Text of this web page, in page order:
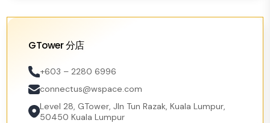
GTower 分店
+603 – 2280 6996
connectus@wspace.com
Level 28, GTower, Jln Tun Razak, Kuala Lumpur,
50450 Kuala Lumpur